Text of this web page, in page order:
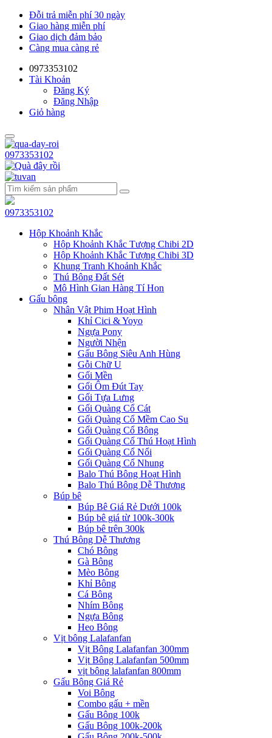
Đỗi trả miễn phí 30 ngày
Giao hàng miễn phí
Giao dịch đảm bảo
Càng mua càng rẻ
0973353102
Tài Khoản
Đăng Ký
Đăng Nhập
Giỏ hàng
0973353102
0973353102
Hộp Khoảnh Khắc
Hộp Khoảnh Khắc Tượng Chibi 2D
Hộp Khoảnh Khắc Tượng Chibi 3D
Khung Tranh Khoảnh Khắc
Thú Bông Đất Sét
Mô Hình Gian Hàng Tí Hon
Gấu bông
Nhân Vật Phim Hoạt Hình
Khỉ Cici & Yoyo
Ngựa Pony
Người Nhện
Gấu Bông Siêu Anh Hùng
Gỗi Chữ U
Gối Mền
Gối Ôm Đút Tay
Gối Tựa Lưng
Gối Quàng Cổ Cát
Gối Quàng Cổ Mềm Cao Su
Gối Quàng Cổ Bông
Gối Quàng Cổ Thú Hoạt Hình
Gối Quàng Cổ Nổi
Gối Quàng Cổ Nhung
Balo Thú Bông Hoạt Hình
Balo Thú Bông Dễ Thương
Búp bê
Búp Bê Giá Rẻ Dưới 100k
Búp bê giá từ 100k-300k
Búp bê trên 300k
Thú Bông Dễ Thương
Chó Bông
Gà Bông
Mèo Bông
Khỉ Bông
Cá Bông
Nhím Bông
Ngựa Bông
Heo Bông
Vịt bông Lalafanfan
Vịt Bông Lalafanfan 300mm
Vịt Bông Lalafanfan 500mm
vịt bông lalafanfan 800mm
Gấu Bông Giá Rẻ
Voi Bông
Combo gấu + mền
Gấu Bông 100k
Gấu Bông 100k-200k